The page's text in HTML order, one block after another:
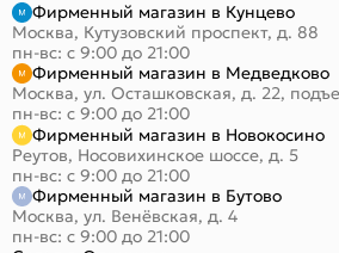
Фирменный магазин в Кунцево
Москва, Кутузовский проспект, д. 88
пн-вс: с 9:00 до 21:00
Фирменный магазин в Медведково
Москва, ул. Осташковская, д. 22,
пн-вс: с 9:00 до 21:00
Фирменный магазин в Новокосино
Реутов, Носовихинское шоссе, д. 5
пн-вс: с 9:00 до 21:00
Фирменный магазин в Бутово
Москва, ул. Венёвская, д. 4
пн-вс: с 9:00 до 21:00